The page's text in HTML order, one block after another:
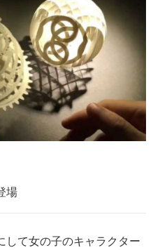
場
て女の子のキャラクター